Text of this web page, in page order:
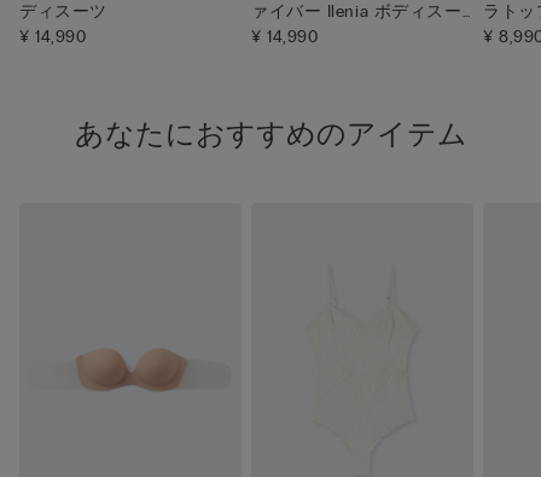
ディスーツ
¥ 14,990
ァイバー Ilenia ボディスー
ツ
¥ 14,990
ラトッ
¥
あなたにおすすめのアイテム